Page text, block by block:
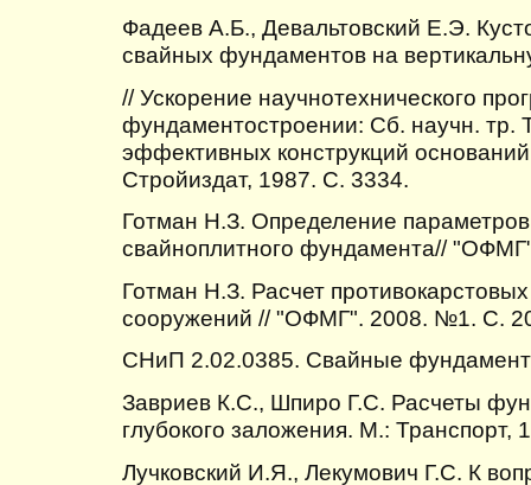
Фадеев А.Б., Девальтовский Е.Э.
свайных фундаментов на
// Ускорение научнотехнического
фундаментостроении: Сб. научн. тр.
эффективных конструкций
Стройиздат, 1987. С. 3334.
Готман Н.З. Определение
свайноплитного фундамента//
Готман Н.З. Расчет
сооружений // "ОФМГ". 2008. №1. С.
СНиП 2.02.0385. Свайные
Завриев К.С., Шпиро Г.С. Расчеты
глубокого заложения. М.: Транспорт,
Лучковский И.Я., Лекумович Г.С. К